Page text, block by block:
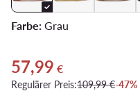
Farbe: Grau
Aktueller Preis 57,99 €
57,99 €
Regulärer Preis:109,99 €-47%